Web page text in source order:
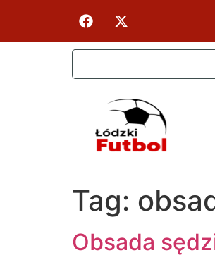
Tag:
Obsada